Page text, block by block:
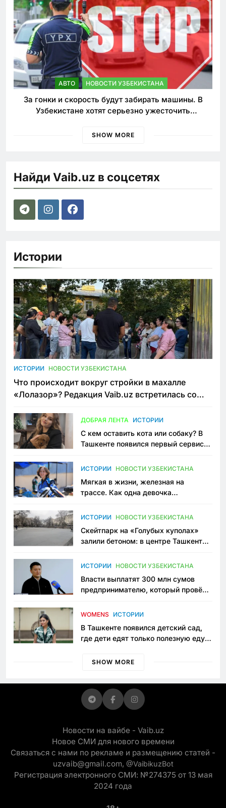
АВТО НОВОСТИ УЗБЕКИСТАНА
За гонки и скорость будут забирать машины. В
Узбекистане хотят серьезно ужесточить
SHOW MORE
Найди Vaib.uz в соцсетях
Истории
ИСТОРИИ НОВОСТИ УЗБЕКИСТАНА
Что происходит вокруг стройки в махалле
«Лолазор»? Редакция Vaib.uz встретилась со
ДОБРАЯ ЛЕНТА ИСТОРИИ
С кем оставить кота или собаку? В
Ташкенте появился первый сервис
ИСТОРИИ НОВОСТИ УЗБЕКИСТАНА
Мягкая в жизни, железная на
трассе. Как одна девочка
Узбекистане
ИСТОРИИ НОВОСТИ УЗБЕКИСТАНА
Скейтпарк на «Голубых куполах»
залили бетоном: в центре Ташкента
пространство
ИСТОРИИ НОВОСТИ УЗБЕКИСТАНА
Власти выплатят 300 млн сумов
предпринимателю, который провёл
приговору
WOMENS ИСТОРИИ
В Ташкенте появился детский сад,
где дети едят только полезную еду.
просить «кашу без сахара»
SHOW MORE
Новости на вайбе - Vaib.uz
Новое СМИ для нового времени
Связаться с нами по рекламе и размещению статей -
uzvaib@gmail.com, @VaibikuzBot
Регистрация электронного СМИ: №274375 от 13 мая
2024 года